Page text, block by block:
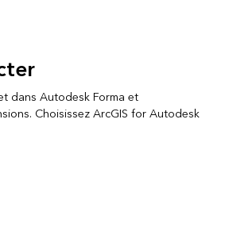
dans Autodesk Forma et
Choisissez ArcGIS for Autodesk